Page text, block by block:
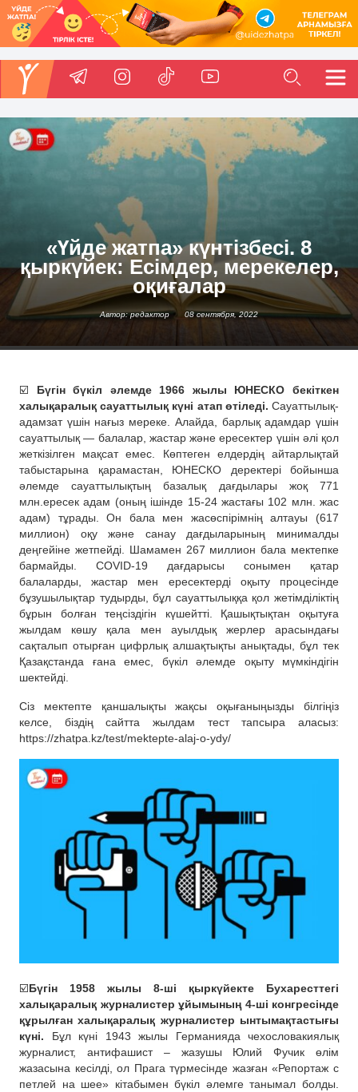
«Үйде жатпа» күнтізбесі. 8
қыркүйек: Есімдер, мерекелер,
оқиғалар
Автор: редактор 08 сентября, 2022
☑️ Бүгін бүкіл әлемде 1966 жылы ЮНЕСКО бекіткен
халықаралық сауаттылық күні атап өтіледі. Сауаттылық-
адамзат үшін нағыз мереке. Алайда, барлық адамдар үшін
сауаттылық — балалар, жастар және ересектер үшін әлі қол
жеткізілген мақсат емес. Көптеген елдердің айтарлықтай
табыстарына қарамастан, ЮНЕСКО деректері бойынша
әлемде сауаттылықтың базалық дағдылары жоқ 771
млн.ересек адам (оның ішінде 15-24 жастағы 102 млн. жас
адам) тұрады. Он бала мен жасөспірімнің алтауы (617
миллион) оқу және санау дағдыларының минималды
деңгейіне жетпейді. Шамамен 267 миллион бала мектепке
бармайды. COVID-19 дағдарысы сонымен қатар
балаларды, жастар мен ересектерді оқыту процесінде
бұзушылықтар тудырды, бұл сауаттылыққа қол жетімділіктің
бұрын болған теңсіздігін күшейтті. Қашықтықтан оқытуға
жылдам көшу қала мен ауылдық жерлер арасындағы
сақталып отырған цифрлық алшақтықты анықтады, бұл тек
Қазақстанда ғана емес, бүкіл әлемде оқыту мүмкіндігін
шектейді.
Сіз мектепте қаншалықты жақсы оқығаныңызды білгіңіз
келсе, біздің сайтта жылдам тест тапсыра аласыз:
https://zhatpa.kz/test/mektepte-alaj-o-ydy/
☑️Бүгін 1958 жылы 8-ші қыркүйекте Бухаресттегі
халықаралық журналистер ұйымының 4-ші конгресінде
құрылған халықаралық журналистер ынтымақтастығы
күні. Бұл күні 1943 жылы Германияда чехословакиялық
журналист, антифашист – жазушы Юлий Фучик өлім
жазасына кесілді, ол Прага түрмесінде жазған «Репортаж с
петлей на шее» кітабымен бүкіл әлемге танымал болды.